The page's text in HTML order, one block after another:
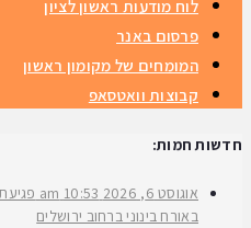
לוח מודעות ראשון לציון
פרסום באנר
המומחים של מקומון ראשון
קבוצות וואטסאפ
חדשות חמות:
אוגוסט 6, 2026 10:53 am
באורח בינוני ברחוב ירושלים